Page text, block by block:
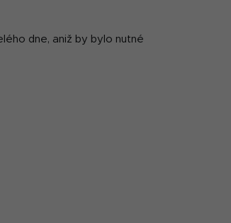
dne, aniž by bylo nutné